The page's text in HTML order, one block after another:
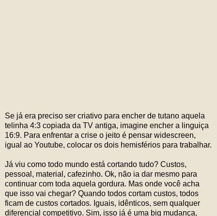
Se já era preciso ser criativo para encher de tutano aquela
telinha 4:3 copiada da TV antiga, imagine encher a linguiça
16:9. Para enfrentar a crise o jeito é pensar widescreen,
igual ao Youtube, colocar os dois hemisférios para trabalhar.
Já viu como todo mundo está cortando tudo? Custos,
pessoal, material, cafezinho. Ok, não ia dar mesmo para
continuar com toda aquela gordura. Mas onde você acha
que isso vai chegar? Quando todos cortam custos, todos
ficam de custos cortados. Iguais, idênticos, sem qualquer
diferencial competitivo. Sim, isso já é uma big mudança,